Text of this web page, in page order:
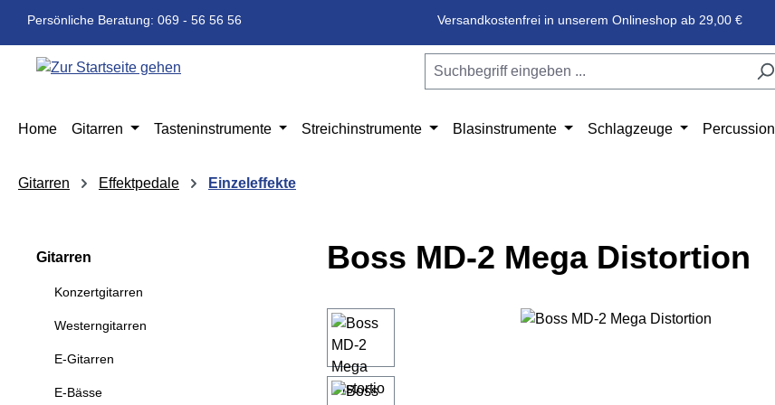
Hauptinhalt springen
Zur Suche springen
Zur Hauptnavigation springen
Persönliche Beratung: 069 - 56 56 56 Versandkostenfrei in unserem Onlineshop ab 29,00 €
Home Gitarren Tasteninstrumente Streichinstrumente Blasinstrumente Schlagzeuge Percussion
Gitarren Effektpedale Einzeleffekte
Gitarren
Konzertgitarren
Westerngitarren
E-Gitarren
E-Bässe
Boss MD-2 Mega Distortion
Bildergalerie überspringen